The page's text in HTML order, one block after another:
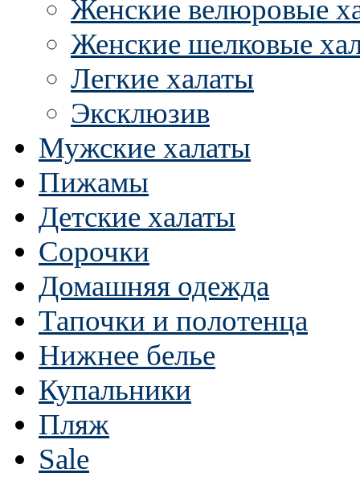
Женские велюровые
Женские шелковые
Легкие халаты
Эксклюзив
Мужские халаты
Пижамы
Детские халаты
Сорочки
Домашняя одежда
Тапочки и полотенца
Нижнее белье
Купальники
Пляж
Sale